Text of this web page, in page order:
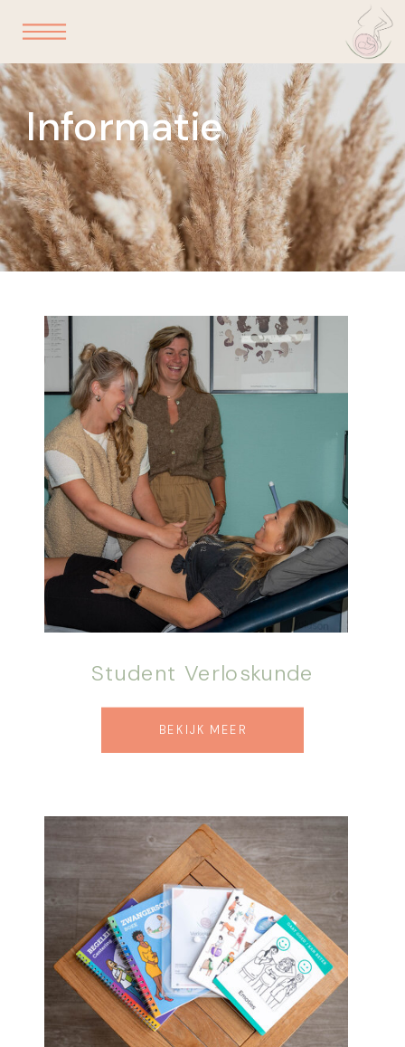
Informatie
Student Verloskunde
BEKIJK MEER